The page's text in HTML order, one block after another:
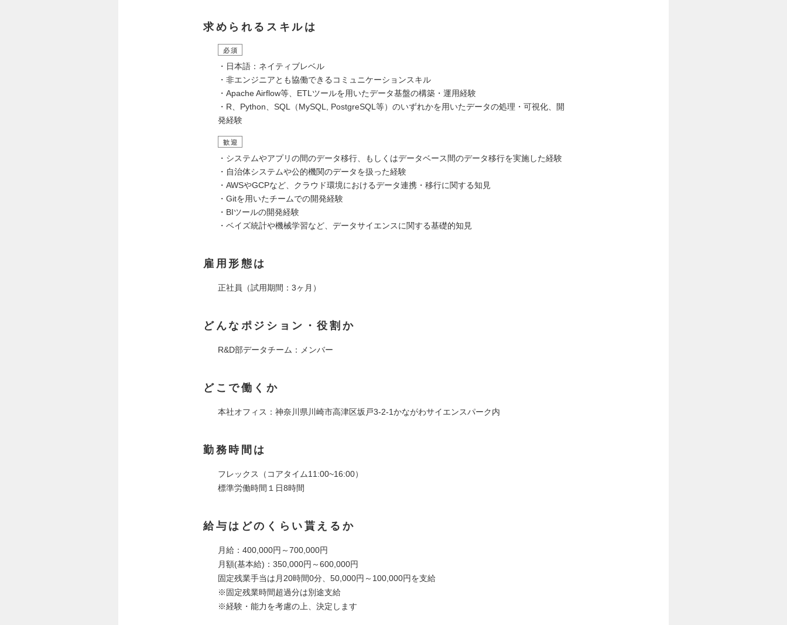
求められるスキルは
必須
・日本語：ネイティブレベル
・非エンジニアとも協働できるコミュニケーションスキル
・Apache Airflow等、ETLツールを用いたデータ基盤の構築・運用経験
・R、Python、SQL（MySQL, PostgreSQL等）のいずれかを用いたデータの処理・可視化、開
発経験
歓迎
・システムやアプリの間のデータ移行、もしくはデータベース間のデータ移行を実施した経験
・自治体システムや公的機関のデータを扱った経験
・AWSやGCPなど、クラウド環境におけるデータ連携・移行に関する知見
・Gitを用いたチームでの開発経験
・BIツールの開発経験
・ベイズ統計や機械学習など、データサイエンスに関する基礎的知見
雇用形態は
正社員（試用期間：3ヶ月）
どんなポジション・役割か
R&D部データチーム：メンバー
どこで働くか
本社オフィス：神奈川県川崎市高津区坂戸3-2-1かながわサイエンスパーク内
勤務時間は
フレックス（コアタイム11:00~16:00）
標準労働時間１日8時間
給与はどのくらい貰えるか
月給：400,000円～700,000円
月額(基本給)：350,000円～600,000円
固定残業手当は月20時間0分、50,000円～100,000円を支給
※固定残業時間超過分は別途支給
※経験・能力を考慮の上、決定します